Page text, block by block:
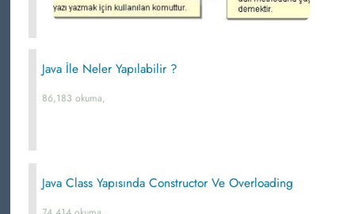
Java İle Neler Yapılabilir ?
86,183 okuma,
Java Class Yapısında Constructor Ve Overloading